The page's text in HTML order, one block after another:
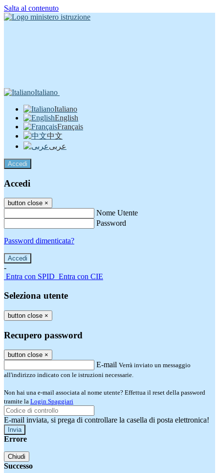
Salta al contenuto
Italiano
Italiano
English
Français
中文
عربى
Accedi
Accedi
button close ×
Nome Utente
Password
Password dimenticata?
-
Entra con SPID Entra con CIE
Seleziona utente
button close ×
Recupero password
button close ×
E-mail Verrà inviato un messaggio
all'indirizzo indicato con le istruzioni necessarie.
Non hai una e-mail associata al nome utente? Effettua il reset della password
tramite la Login Spaggiari
E-mail inviata, si prega di controllare la casella di posta elettronica!
Errore
Chiudi
Successo